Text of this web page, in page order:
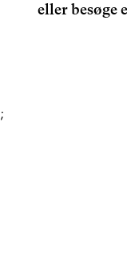
eller besøge
;